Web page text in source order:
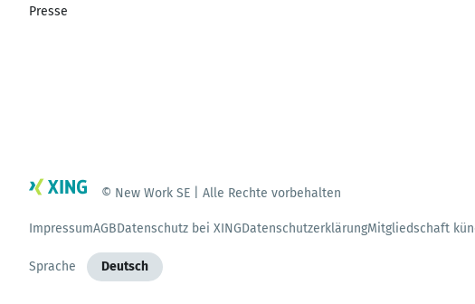
Presse
© New Work SE | Alle Rechte vorbehalten
ImpressumAGBDatenschutz bei XINGDatenschutzerklärungMitgliedschaft
Sprache Deutsch